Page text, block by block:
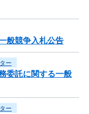
般競争入札公告
ー
委託に関する一般
ー